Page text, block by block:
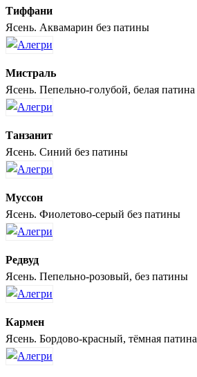
Тиффани
Ясень. Аквамарин без патины
Мистраль
Ясень. Пепельно-голубой, белая патина
Танзанит
Ясень. Синий без патины
Муссон
Ясень. Фиолетово-серый без патины
Редвуд
Ясень. Пепельно-розовый, без патины
Кармен
Ясень. Бордово-красный, тёмная патина